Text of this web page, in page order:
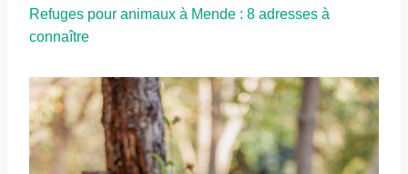
Refuges pour animaux à Mende : 8 adresses à
connaître